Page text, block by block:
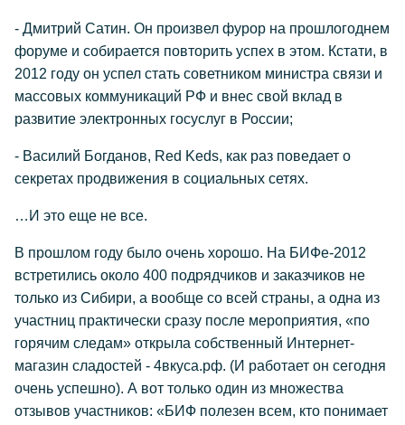
- Дмитрий Сатин. Он произвел фурор на прошлогоднем
форуме и собирается повторить успех в этом. Кстати, в
2012 году он успел стать советником министра связи и
массовых коммуникаций РФ и внес свой вклад в
развитие электронных госуслуг в России;
- Василий Богданов, Red Keds, как раз поведает о
секретах продвижения в социальных сетях.
…И это еще не все.
В прошлом году было очень хорошо. На БИФе-2012
встретились около 400 подрядчиков и заказчиков не
только из Сибири, а вообще со всей страны, а одна из
участниц практически сразу после мероприятия, «по
горячим следам» открыла собственный Интернет-
магазин сладостей - 4вкуса.рф. (И работает он сегодня
очень успешно). А вот только один из множества
отзывов участников: «БИФ полезен всем, кто понимает